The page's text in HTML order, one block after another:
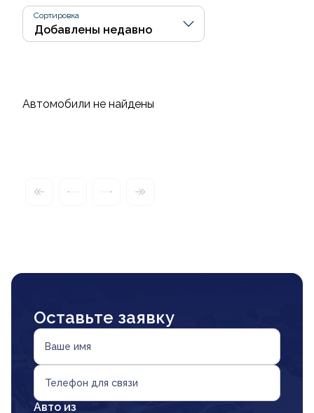
Сортировка
Автомобили не найдены
Оставьте заявку
Ваше имя
Телефон для связи
Авто из